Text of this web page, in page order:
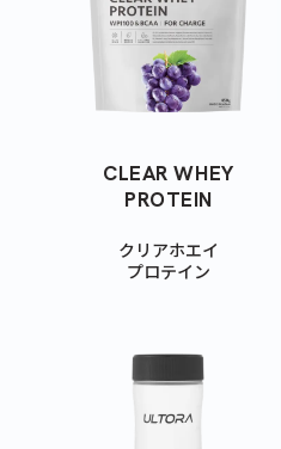
CLEAR WHEY
PROTEIN
クリアホエイ
プロテイン